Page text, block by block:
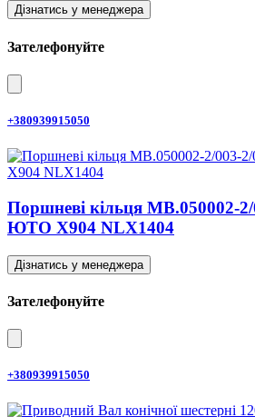
Дізнатись у менеджера
Зателефонуйте
+380939915050
Поршневі кільця MB.050002-
ЮТО X904 NLX1404
Дізнатись у менеджера
Зателефонуйте
+380939915050